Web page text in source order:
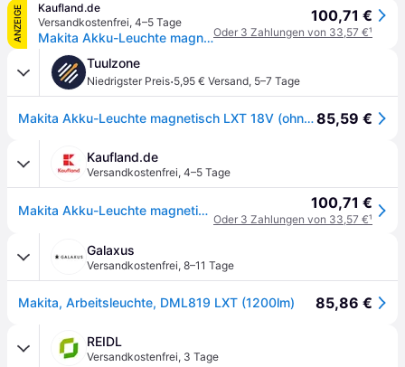
ANZEIGE
Kaufland.de
Versandkostenfrei, 4–5 Tage
Makita Akku-Leuchte magnetisch LXT 18V (ohne Akku, ohne Ladegerät) - DML819
100,71 €
Oder 3 Zahlungen von 33,57 €¹
Tuulzone
Niedrigster Preis·5,95 € Versand, 5–7 Tage
Makita Akku-Leuchte magnetisch LXT 18V (ohne Akku, ohne Ladegerät) - DML81985,59 €
Kaufland.de
Versandkostenfrei, 4–5 Tage
Makita Akku-Leuchte magnetisch LXT 18V (ohne Akku, ohne Ladegerät) - DML819 100,71 €
Oder 3 Zahlungen von 33,57 €¹
Galaxus
Versandkostenfrei, 8–11 Tage
Makita, Arbeitsleuchte, DML819 LXT (1200lm) 85,86 €
REIDL
Versandkostenfrei, 3 Tage